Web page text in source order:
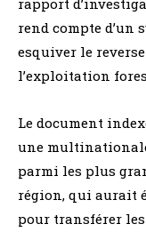
rend compte d’un
esquiver le
l’exploitation
Le document
une
parmi les plus
région, qui aurait
pour transférer